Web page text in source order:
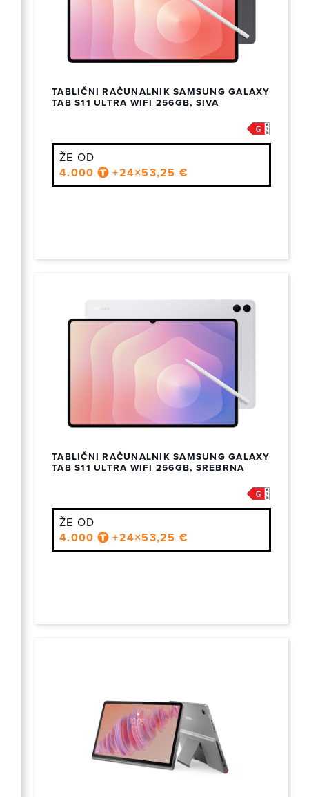
TABLIČNI RAČUNALNIK SAMSUNG GALAXY
TAB S11 ULTRA WIFI 256GB, SIVA
ŽE OD
4.000
+24×53,25 €
TABLIČNI RAČUNALNIK SAMSUNG GALAXY
TAB S11 ULTRA WIFI 256GB, SREBRNA
ŽE OD
4.000
+24×53,25 €